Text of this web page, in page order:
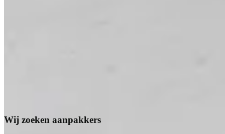
Wij zoeken aanpakkers